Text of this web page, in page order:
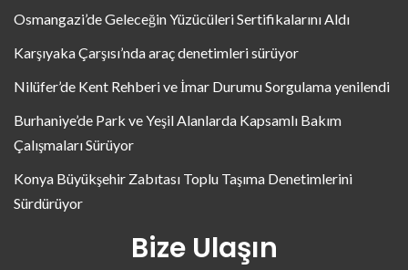
Osmangazi’de Geleceğin Yüzücüleri Sertifikalarını Aldı
Karşıyaka Çarşısı’nda araç denetimleri sürüyor
Nilüfer’de Kent Rehberi ve İmar Durumu Sorgulama yenilendi
Burhaniye’de Park ve Yeşil Alanlarda Kapsamlı Bakım
Çalışmaları Sürüyor
Konya Büyükşehir Zabıtası Toplu Taşıma Denetimlerini
Sürdürüyor
Bize Ulaşın